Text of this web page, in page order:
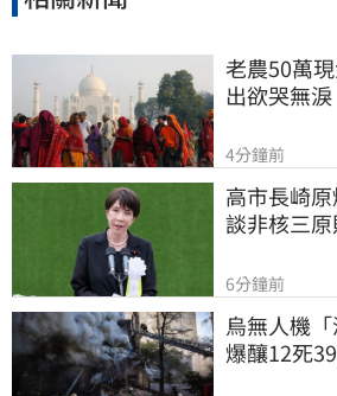
老農50萬
出欲哭無淚
4分鐘前
高市長崎
談非核三原
6分鐘前
烏無人機「
爆釀12死